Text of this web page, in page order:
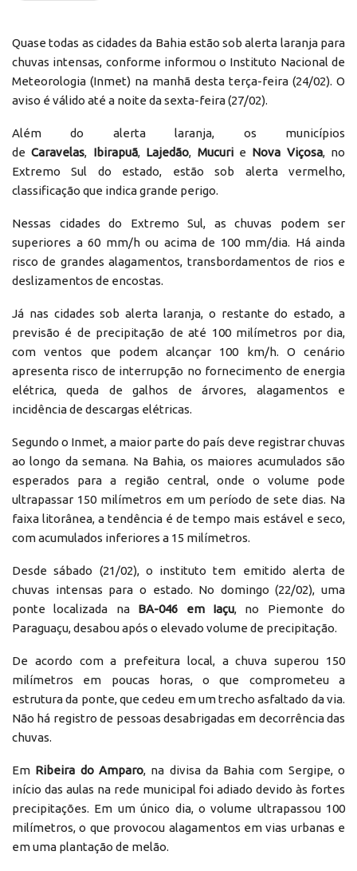
Quase todas as cidades da Bahia estão sob alerta laranja para
chuvas intensas, conforme informou o Instituto Nacional de
Meteorologia (Inmet) na manhã desta terça-feira (24/02). O
aviso é válido até a noite da sexta-feira (27/02).
Além do alerta laranja, os municípios
deCaravelas, Ibirapuã, Lajedão, Mucurie Nova Viçosa, no
Extremo Sul do estado, estão sob alerta vermelho,
classificação que indica grande perigo.
Nessas cidades do Extremo Sul, as chuvas podem ser
superiores a 60 mm/h ou acima de 100 mm/dia. Há ainda
risco de grandes alagamentos, transbordamentos de rios e
deslizamentos de encostas.
Já nas cidades sob alerta laranja, o restante do estado, a
previsão é de precipitação de até 100 milímetros por dia,
com ventos que podem alcançar 100 km/h. O cenário
apresenta risco de interrupção no fornecimento de energia
elétrica, queda de galhos de árvores, alagamentos e
incidência de descargas elétricas.
Segundo o Inmet, a maior parte do país deve registrar chuvas
ao longo da semana. Na Bahia, os maiores acumulados são
esperados para a região central, onde o volume pode
ultrapassar 150 milímetros em um período de sete dias. Na
faixa litorânea, a tendência é de tempo mais estável e seco,
com acumulados inferiores a 15 milímetros.
Desde sábado (21/02), o instituto tem emitido alerta de
chuvas intensas para o estado. No domingo (22/02), uma
ponte localizada na BA-046 em Iaçu, no Piemonte do
Paraguaçu, desabou após o elevado volume de precipitação.
De acordo com a prefeitura local, a chuva superou 150
milímetros em poucas horas, o que comprometeu a
estrutura da ponte, que cedeu em um trecho asfaltado da via.
Não há registro de pessoas desabrigadas em decorrência das
chuvas.
Em Ribeira do Amparo, na divisa da Bahia com Sergipe, o
início das aulas na rede municipal foi adiado devido às fortes
precipitações. Em um único dia, o volume ultrapassou 100
milímetros, o que provocou alagamentos em vias urbanas e
em uma plantação de melão.